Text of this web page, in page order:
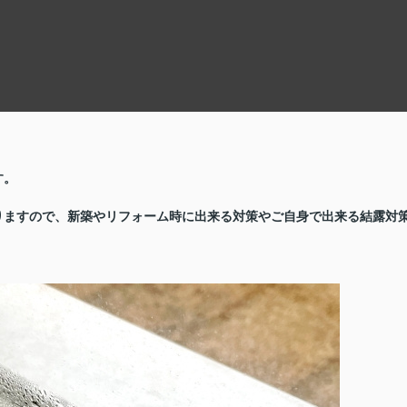
すので、新築やリフォーム時に出来る対策やご自身で出来る結露対